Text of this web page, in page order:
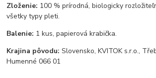
Zloženie: 100 % prírodná, biologicky
všetky typy pleti.
Balenie: 1 kus, papierová krabička.
Krajina pôvodu: Slovensko, KVITOK s.r.o.,
Humenné 066 01